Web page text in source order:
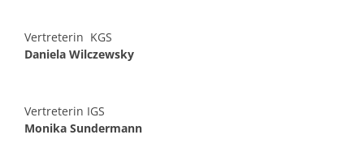
Vertreterin KGS
Daniela Wilczewsky
Vertreterin IGS
Monika Sundermann